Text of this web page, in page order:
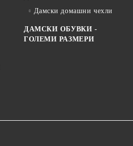
Дамски домашни чехли
ДАМСКИ ОБУВКИ -
ГОЛЕМИ РАЗМЕРИ